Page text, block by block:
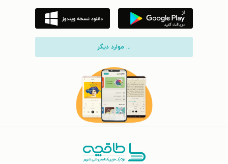
... موارد دیگر